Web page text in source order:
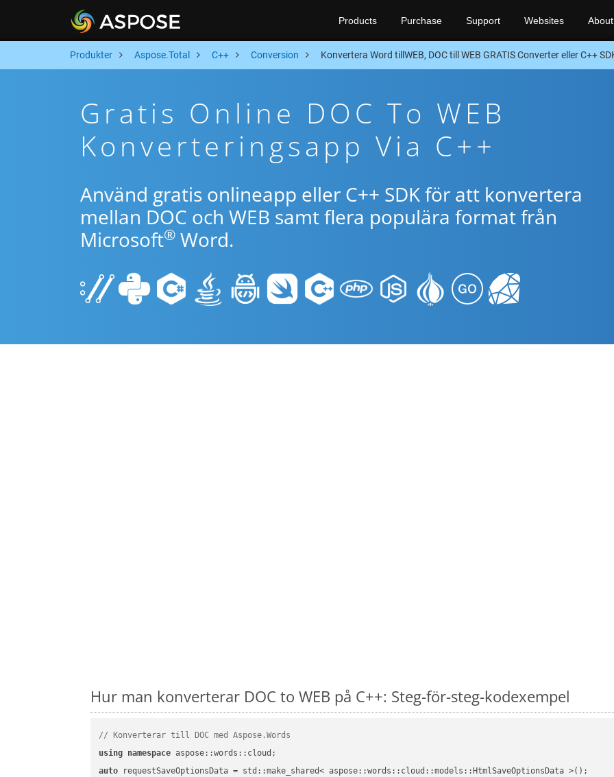
Products Purchase Support Websites About
Produkter Aspose.Total C++ Conversion Konvertera Word tillWEB, DOC till WEB GRATIS Converter eller C++
Gratis Online DOC To WEB
Konverteringsapp Via C++
Använd gratis onlineapp eller C++ SDK för att konvertera
mellan DOC och WEB samt flera populära format från
Microsoft® Word.
Hur man konverterar DOC to WEB på C++: Steg-för-steg-kodexempel
// Konverterar till DOC med Aspose.Words
using namespace
auto requestSaveOptionsData = std::make_shared< aspose::words::cloud::models::HtmlSaveOptionsData >();